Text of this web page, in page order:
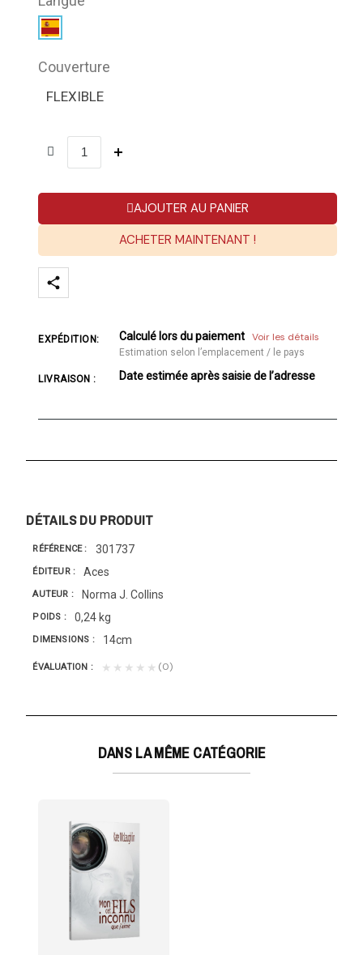
Couverture
FLEXIBLE
AJOUTER AU PANIER
ACHETER MAINTENANT !
EXPÉDITION: Calculé lors du paiement Voir les détails
Estimation selon l’emplacement / le pays
LIVRAISON : Date estimée après saisie de l’adresse
DÉTAILS DU PRODUIT
RÉFÉRENCE 301737
ÉDITEUR Aces
AUTEUR Norma J. Collins
POIDS 0,24 kg
DIMENSIONS 14cm
ÉVALUATION ★★★★★ (0)
DANS LA MÊME CATÉGORIE